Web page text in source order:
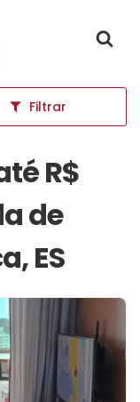
Filtrar
R$
de
ES